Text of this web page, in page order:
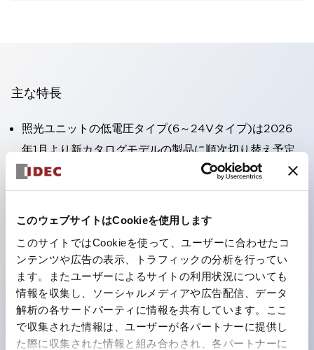
このウェブサイトはCookieを使用します
このサイトではCookieを使って、ユーザーに合わせたコ
ンテンツや広告の表示、トラフィックの分析を行ってい
ます。またユーザーによるサイトの利用状況についても
情報を収集し、ソーシャルメディアや広告配信、データ
解析の各サードパーティに情報を共有しています。ここ
で収集された情報は、ユーザーが各パートナーに提供し
た際に収集された情報と組み合わされ、各パートナーに
主な特長
照光ユニットの低電圧タイプ(6～24Vタイプ)は2026
年1月より新カタログモデルの製品に順次切り替え予定
高電圧タイプのLED球が搭載可能になり、ダイレクト
タイプの定格使用電圧が最大240Vまで対応可能になり
ました。
プを除く）
丸形圧着端子の配線工数を大幅に削減。
ひとつで6色の役をこなすLED球（LSRD球）。これま
で色ごとに分かれていたLED球を、1色のLED球で各色
を表現できるようにしました。